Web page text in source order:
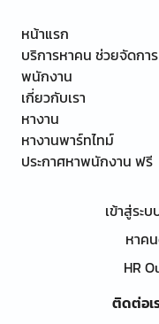
หน้าแรก
บริการหาคน ช่วยจัดการ
พนักงาน
เกี่ยวกับเรา
หางาน
หางานพาร์ทไทม์
ประกาศหาพนักงาน ฟรี
เข้าสู่ระ
หาค
HR
ติดต่อเ